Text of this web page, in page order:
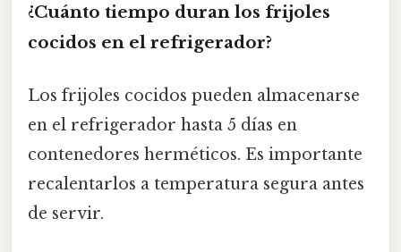
¿Cuánto tiempo duran los frijoles
cocidos en el refrigerador?
Los frijoles cocidos pueden almacenarse
en el refrigerador hasta 5 días en
contenedores herméticos. Es importante
recalentarlos a temperatura segura antes
de servir.